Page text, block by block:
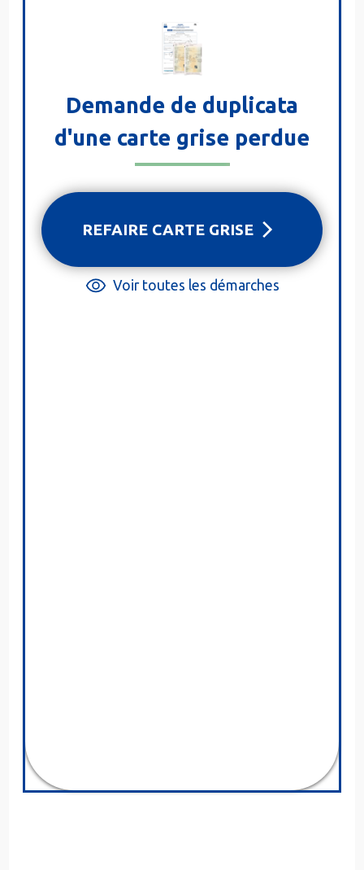
Demande de duplicata
d'une carte grise perdue
REFAIRE CARTE GRISE
Voir toutes les démarches